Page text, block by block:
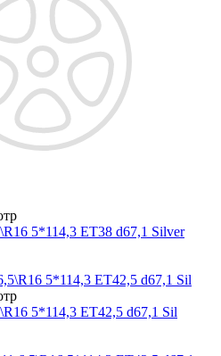
5*114,3 ET38 d67,1 Silver
5*114,3 ET42,5 d67,1 Sil